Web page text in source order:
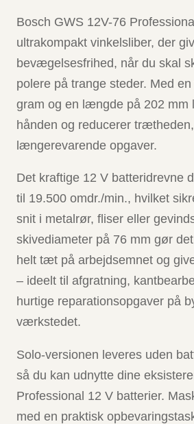
Bosch GWS 12V-76
ultrakompakt vinkelsliber, der
bevægelsesfrihed, når du skal
polere på trange steder. Med
gram og en længde på 202 mm
hånden og reducerer
længerevarende opgaver.
Det kraftige 12 V batteridrevne
til 19.500 omdr./min., hvilket
snit i metalrør, fliser eller
skivediameter på 76 mm gør
helt tæt på arbejdsemnet og
– ideelt til afgratning,
hurtige reparationsopgaver på
værkstedet.
Solo-versionen leveres uden
så du kan udnytte dine
Professional 12 V batterier.
med en praktisk